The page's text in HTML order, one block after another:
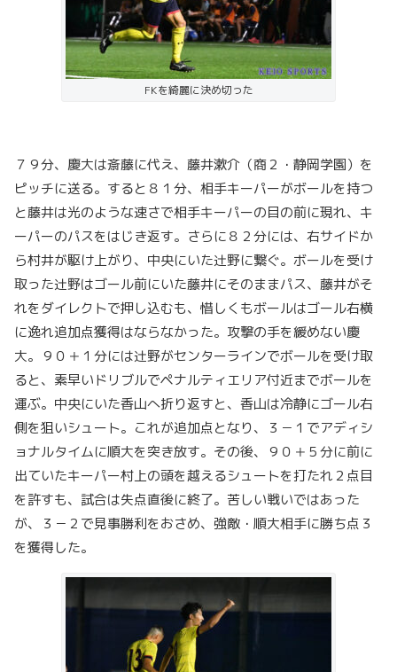
FKを綺麗に決め切った
７９分、慶大は斎藤に代え、藤井漱介（商２・静岡学園）を
ピッチに送る。すると８１分、相手キーパーがボールを持つ
と藤井は光のような速さで相手キーパーの目の前に現れ、キ
ーパーのパスをはじき返す。さらに８２分には、右サイドか
ら村井が駆け上がり、中央にいた辻野に繋ぐ。ボールを受け
取った辻野はゴール前にいた藤井にそのままパス、藤井がそ
れをダイレクトで押し込むも、惜しくもボールはゴール右横
に逸れ追加点獲得はならなかった。攻撃の手を緩めない慶
大。９０＋１分には辻野がセンターラインでボールを受け取
ると、素早いドリブルでペナルティエリア付近までボールを
運ぶ。中央にいた香山へ折り返すと、香山は冷静にゴール右
側を狙いシュート。これが追加点となり、３－１でアディシ
ョナルタイムに順大を突き放す。その後、９０＋５分に前に
出ていたキーパー村上の頭を越えるシュートを打たれ２点目
を許すも、試合は失点直後に終了。苦しい戦いではあった
が、３－２で見事勝利をおさめ、強敵・順大相手に勝ち点３
を獲得した。